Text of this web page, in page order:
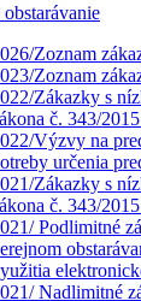
Zoznam
Zoznam
Zákazky s
č. 343/
Výzvy na
určenia
Zákazky s
č. 343/
Podlimitné
Nadlimitné